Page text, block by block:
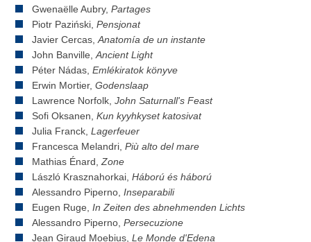
Gwenaëlle Aubry,Partages
Piotr Paziński,Pensjonat
Javier Cercas,Anatomía de un instante
John Banville,Ancient Light
Péter Nádas,Emlékiratok könyve
Erwin Mortier,Godenslaap
Lawrence Norfolk,John Saturnall's Feast
Sofi Oksanen,Kun kyyhkyset katosivat
Julia Franck,Lagerfeuer
Francesca Melandri,Più alto del mare
Mathias Énard,Zone
László Krasznahorkai,Háború és háború
Alessandro Piperno,Inseparabili
Eugen Ruge,In Zeiten des abnehmenden Lichts
Alessandro Piperno,Persecuzione
Jean Giraud Moebius,Le Monde d'Edena